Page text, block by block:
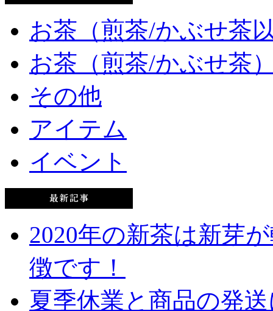
お茶（煎茶/かぶせ茶
お茶（煎茶/かぶせ茶
その他
アイテム
イベント
2020年の新茶は新芽
徴です！
夏季休業と商品の発